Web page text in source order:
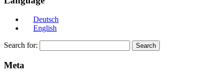
Deutsch
English
Search for:
Meta